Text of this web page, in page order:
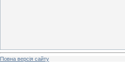
Повна версія сайту